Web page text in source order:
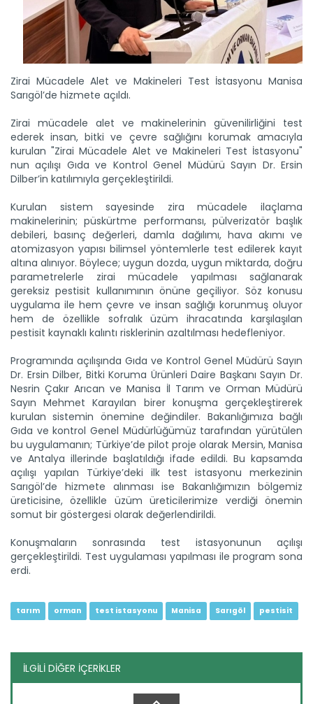
Zirai Mücadele Alet ve Makineleri Test İstasyonu Manisa
Sarıgöl’de hizmete açıldı.
Zirai mücadele alet ve makinelerinin güvenilirliğini test
ederek insan, bitki ve çevre sağlığını korumak amacıyla
kurulan "Zirai Mücadele Alet ve Makineleri Test İstasyonu"
nun açılışı Gıda ve Kontrol Genel Müdürü Sayın Dr. Ersin
Dilber’in katılımıyla gerçekleştirildi.
Kurulan sistem sayesinde zira mücadele ilaçlama
makinelerinin; püskürtme performansı, pülverizatör başlık
debileri, basınç değerleri, damla dağılımı, hava akımı ve
atomizasyon yapısı bilimsel yöntemlerle test edilerek kayıt
altına alınıyor. Böylece; uygun dozda, uygun miktarda, doğru
parametrelerle zirai mücadele yapılması sağlanarak
gereksiz pestisit kullanımının önüne geçiliyor. Söz konusu
uygulama ile hem çevre ve insan sağlığı korunmuş oluyor
hem de özellikle sofralık üzüm ihracatında karşılaşılan
pestisit kaynaklı kalıntı risklerinin azaltılması hedefleniyor.
Programında açılışında Gıda ve Kontrol Genel Müdürü Sayın
Dr. Ersin Dilber, Bitki Koruma Ürünleri Daire Başkanı Sayın Dr.
Nesrin Çakır Arıcan ve Manisa İl Tarım ve Orman Müdürü
Sayın Mehmet Karayılan birer konuşma gerçekleştirerek
kurulan sistemin önemine değindiler. Bakanlığımıza bağlı
Gıda ve kontrol Genel Müdürlüğümüz tarafından yürütülen
bu uygulamanın; Türkiye’de pilot proje olarak Mersin, Manisa
ve Antalya illerinde başlatıldığı ifade edildi. Bu kapsamda
açılışı yapılan Türkiye’deki ilk test istasyonu merkezinin
Sarıgöl’de hizmete alınması ise Bakanlığımızın bölgemiz
üreticisine, özellikle üzüm üreticilerimize verdiği önemin
somut bir göstergesi olarak değerlendirildi.
Konuşmaların sonrasında test istasyonunun açılışı
gerçekleştirildi. Test uygulaması yapılması ile program sona
erdi.
tarım orman test istasyonu Manisa Sarıgöl pestisit
İLGİLİ DİĞER İÇERİKLER
Meralarda susuzluk bitti, göç...
Siirt'te Tarım ve Orman Bakanlığınca yürütülen "Mera Islah
ve...
Taşköprü sarımsağı...
Uluslararası...
Devamını Oku ->
Sulama projesinde sona...
Tarım ve Orman Bakanlığı Devlet Su İşleri Genel
Devamını Oku ->
Genç girişimci devlet...
Erzincan’ın Tercan ilçesinde üniversite eğitimini